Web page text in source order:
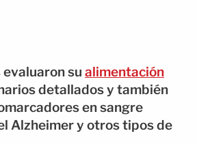
su alimentación
detallados y también
en sangre
Alzheimer y otros tipos de